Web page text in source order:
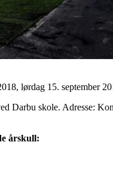
lørdag 15. september
Darbu skole. Adresse:
årskull: